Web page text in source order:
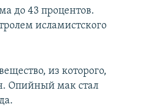
до 43 процентов.
исламистского
из которого,
Опийный мак стал